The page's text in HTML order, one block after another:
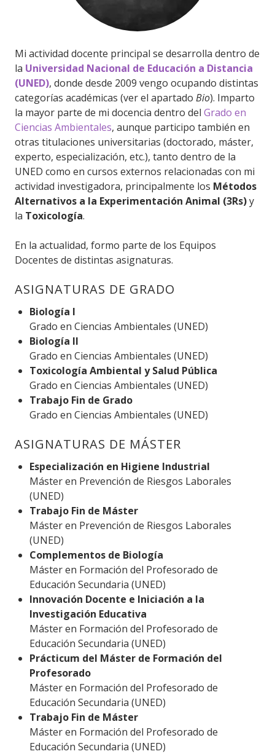
Mi actividad docente principal se desarrolla dentro de
la Universidad Nacional de Educación a Distancia
(UNED), donde desde 2009 vengo ocupando distintas
categorías académicas (ver el apartado Bio). Imparto
la mayor parte de mi docencia dentro del Grado en
Ciencias Ambientales, aunque participo también en
otras titulaciones universitarias (doctorado, máster,
experto, especialización, etc.), tanto dentro de la
UNED como en cursos externos relacionadas con mi
actividad investigadora, principalmente los Métodos
Alternativos a la Experimentación Animal (3Rs)y
la Toxicología.
En la actualidad, formo parte de los Equipos
Docentes de distintas asignaturas.
ASIGNATURAS DE GRADO
Biología I
Grado en Ciencias Ambientales (UNED)
Biología II
Grado en Ciencias Ambientales (UNED)
Toxicología Ambiental y Salud Pública
Grado en Ciencias Ambientales (UNED)
Trabajo Fin de Grado
Grado en Ciencias Ambientales (UNED)
ASIGNATURAS DE MÁSTER
Especialización en Higiene Industrial
Máster en Prevención de Riesgos Laborales
(UNED)
Trabajo Fin de Máster
Máster en Prevención de Riesgos Laborales
(UNED)
Complementos de Biología
Máster en Formación del Profesorado de
Educación Secundaria (UNED)
Innovación Docente e Iniciación a la
Investigación Educativa
Máster en Formación del Profesorado de
Educación Secundaria (UNED)
Prácticum del Máster de Formación del
Profesorado
Máster en Formación del Profesorado de
Educación Secundaria (UNED)
Trabajo Fin de Máster
Máster en Formación del Profesorado de
Educación Secundaria (UNED)